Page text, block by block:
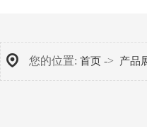
您的位置: 首页 -> 产品